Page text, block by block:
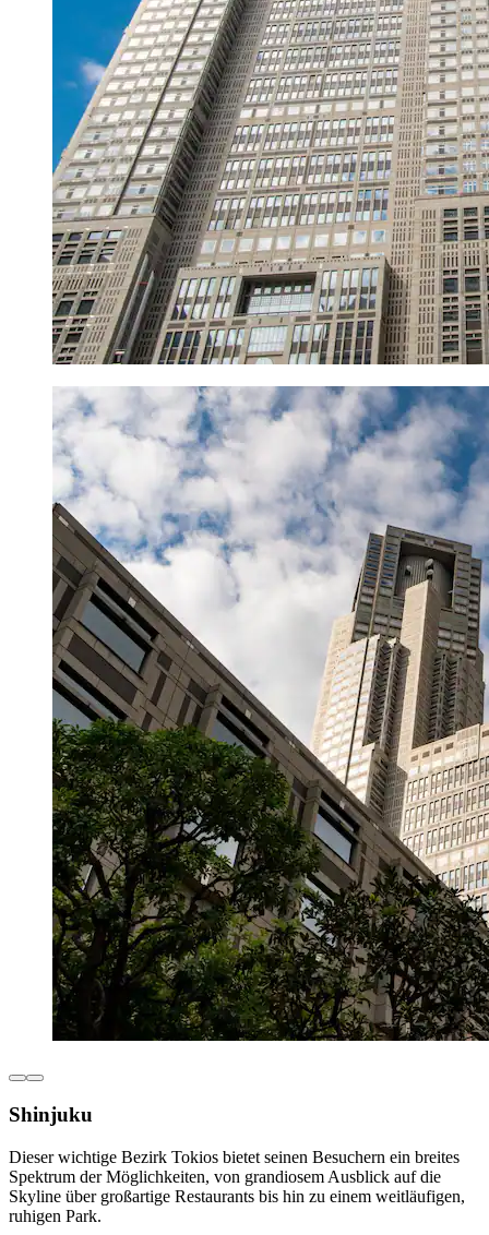
Shinjuku
Dieser wichtige Bezirk Tokios bietet seinen Besuchern ein breites
Spektrum der Möglichkeiten, von grandiosem Ausblick auf die
Skyline über großartige Restaurants bis hin zu einem weitläufigen,
ruhigen Park.